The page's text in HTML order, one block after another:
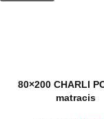
80×200 CHARLI
matracis